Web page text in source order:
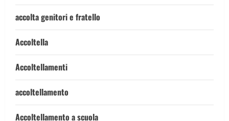
accolta genitori e fratello
Accoltella
Accoltellamenti
accoltellamento
Accoltellamento a scuola